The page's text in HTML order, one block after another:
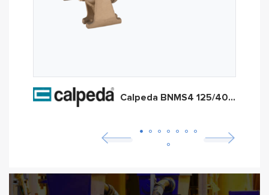
Calpeda BNMS4 125/400B/A